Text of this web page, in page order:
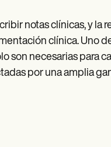
notas clínicas, y la
clínica. Uno
son necesarias para
por una amplia